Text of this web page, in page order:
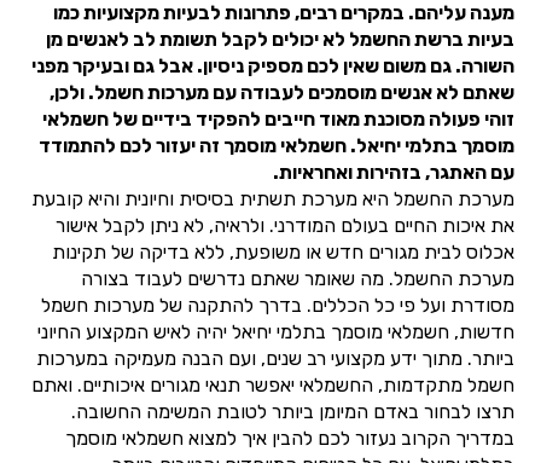
מענה עליהם. במקרים רבים, פתרונות לבעיות מקצועיות כמו
בעיות ברשת החשמל לא יכולים לקבל תשומת לב לאנשים מן
השורה. גם משום שאין לכם מספיק ניסיון. אבל גם ובעיקר מפני
שאתם לא אנשים מוסמכים לעבודה עם מערכות חשמל. ולכן,
זוהי פעולה מסוכנת מאוד חייבים להפקיד בידיים של חשמלאי
מוסמך בתלמי יחיאל. חשמלאי מוסמך זה יעזור לכם להתמודד
עם האתגר, בזהירות ואחראיות.
מערכת החשמל היא מערכת תשתית בסיסית וחיונית והיא קובעת
את איכות החיים בעולם המודרני. ולראיה, לא ניתן לקבל אישור
אכלוס לבית מגורים חדש או משופעת, ללא בדיקה של תקינות
מערכת החשמל. מה שאומר שאתם נדרשים לעבוד בצורה
מסודרת ועל פי כל הכללים. בדרך להתקנה של מערכות חשמל
חדשות, חשמלאי מוסמך בתלמי יחיאל יהיה לאיש המקצוע החיוני
ביותר. מתוך ידע מקצועי רב שנים, ועם הבנה מעמיקה במערכות
חשמל מתקדמות, החשמלאי יאפשר תנאי מגורים איכותיים. ואתם
תרצו לבחור באדם המיומן ביותר לטובת המשימה החשובה.
במדריך הקרוב נעזור לכם להבין איך למצוא חשמלאי מוסמך